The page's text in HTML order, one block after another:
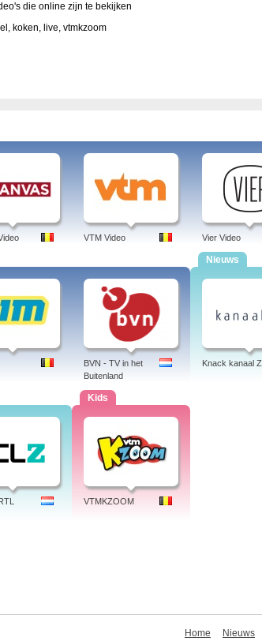
die online zijn te bekijken
koken, live, vtmkzoom
VTM Video Vier Video
BVN - TV in het
Buitenland
Nieuws
Knack kanaal Z
Kids
VTMKZOOM
Home Nieuws